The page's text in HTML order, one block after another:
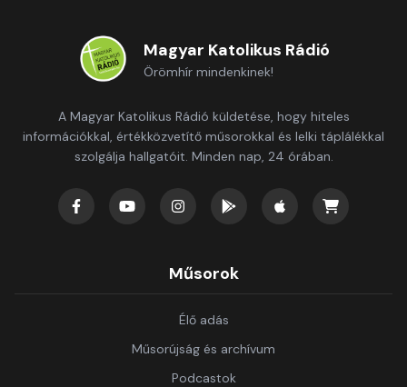
Magyar Katolikus Rádió
Örömhír mindenkinek!
A Magyar Katolikus Rádió küldetése, hogy hiteles
információkkal, értékközvetítő műsorokkal és lelki táplálékkal
szolgálja hallgatóit. Minden nap, 24 órában.
Műsorok
Élő adás
Műsorújság és archívum
Podcastok